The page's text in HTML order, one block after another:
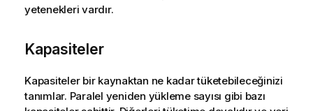
yetenekleri vardır.
Kapasiteler
Kapasiteler bir kaynaktan ne kadar tüketebileceğinizi
tanımlar. Paralel yeniden yükleme sayısı gibi bazı